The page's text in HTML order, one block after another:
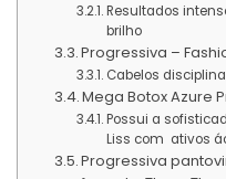
Resultados
brilho
Progressiva –
Cabelos
Mega Botox Azure
Possui a
Liss com ativos
Progressiva